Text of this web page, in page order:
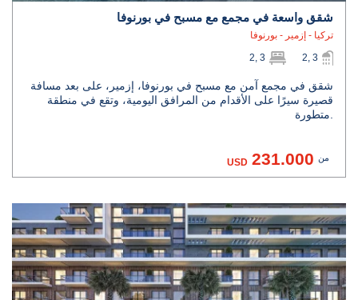
شقق واسعة في مجمع مع مسبح في بورنوفا
تركيا - إزمير - بورنوفا
2, 3 2, 3
شقق في مجمع آمن مع مسبح في بورنوفا، إزمير، على بعد مسافة
قصيرة سيرًا على الأقدام من المرافق اليومية، وتقع في منطقة
من 231.000
USD